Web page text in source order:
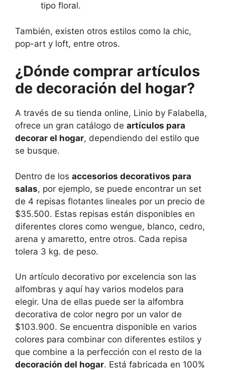
tipo floral.
También, existen otros estilos como la chic,
pop-art y loft, entre otros.
¿Dónde comprar artículos
de decoración del hogar?
A través de su tienda online, Linio by Falabella,
ofrece un gran catálogo de artículos para
decorar el hogar, dependiendo del estilo que
se busque.
Dentro de los accesorios decorativos para
salas, por ejemplo, se puede encontrar un set
de 4 repisas flotantes lineales por un precio de
$35.500. Estas repisas están disponibles en
diferentes clores como wengue, blanco, cedro,
arena y amaretto, entre otros. Cada repisa
tolera 3 kg. de peso.
Un artículo decorativo por excelencia son las
alfombras y aquí hay varios modelos para
elegir. Una de ellas puede ser la alfombra
decorativa de color negro por un valor de
$103.900. Se encuentra disponible en varios
colores para combinar con diferentes estilos y
que combine a la perfección con el resto de la
decoración del hogar. Está fabricada en 100%